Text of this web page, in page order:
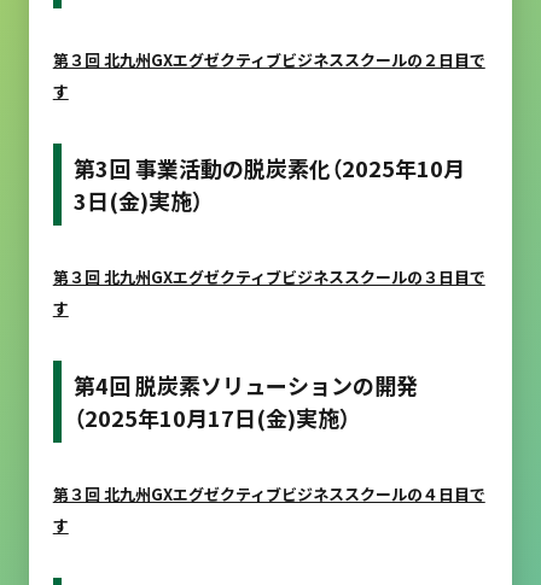
第３回 北九州GXエグゼクティブビジネススクールの２日目で
す
第3回 事業活動の脱炭素化（2025年10月
3日(金)実施）
第３回 北九州GXエグゼクティブビジネススクールの３日目で
す
第4回 脱炭素ソリューションの開発
（2025年10月17日(金)実施）
第３回 北九州GXエグゼクティブビジネススクールの４日目で
す